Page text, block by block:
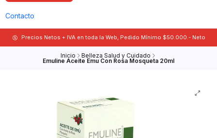
Contacto
Precios Netos + IVA en toda la Web, Pedido Mínimo $50.000.- Neto
Inicio Belleza Salud y Cuidado
Emuline Aceite Emu Con Rosa Mosqueta 20ml